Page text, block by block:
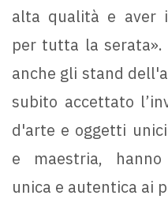
alta qualità e aver
per tutta la serata».
anche gli stand
subito accettato
d'arte e oggetti
e maestria, hanno
unica e autentica ai